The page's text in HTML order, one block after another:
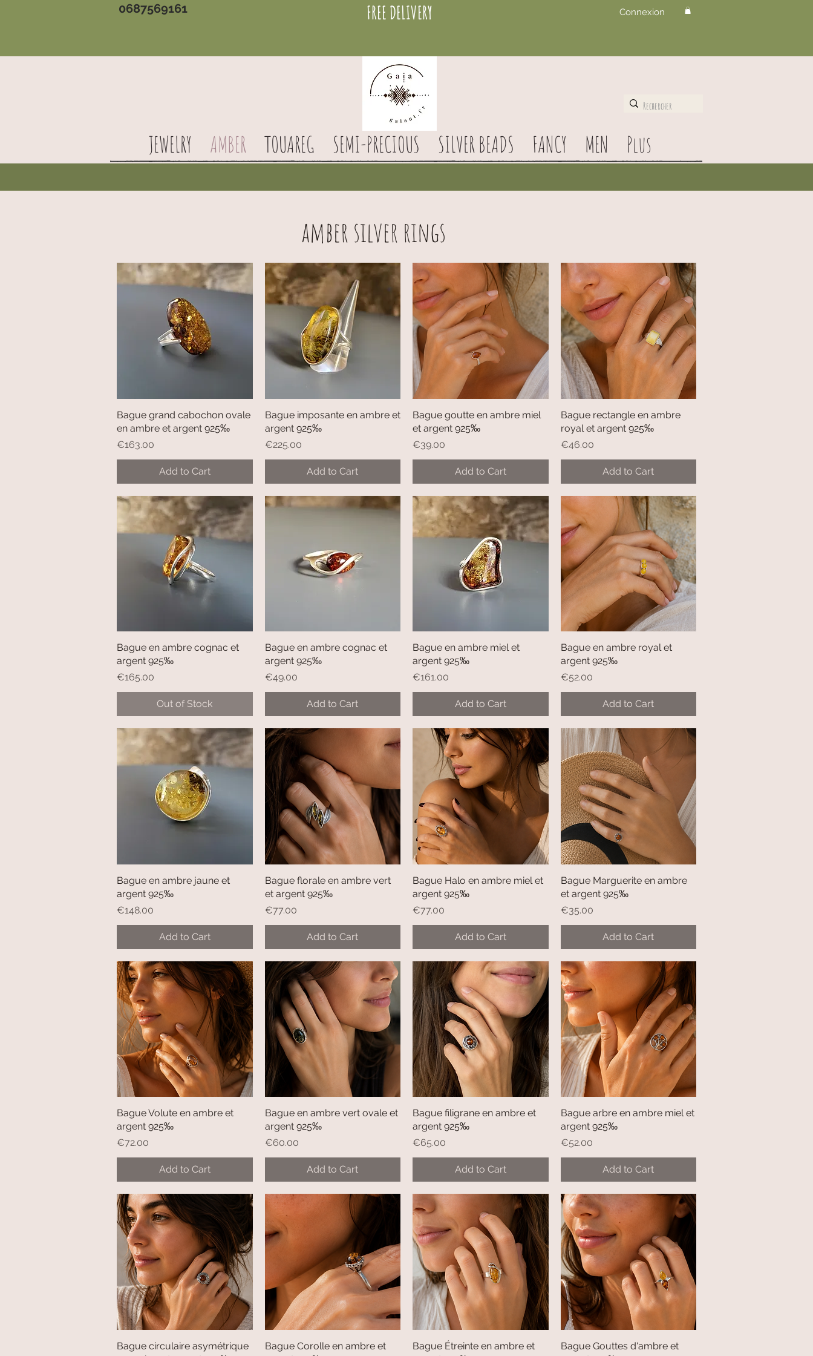
0687569161 FREE DELIVERY Connexion
JEWELRY AMBER TOUAREG SEMI-PRECIOUS SILVER BEADS FANCY MEN Plus
amber silver rings
Quick View
Bague grand cabochon ovale
en ambre et argent 925‰
Price
€163.00
Add to Cart
Quick View
Bague imposante en ambre et
argent 925‰
Price
€225.00
Add to Cart
Quick View
Bague goutte en ambre miel
et argent 925‰
Price
€39.00
Add to Cart
Quick View
Bague rectangle en ambre
royal et argent 925‰
Price
€46.00
Add to Cart
Quick View
Bague en ambre cognac et
argent 925‰
Price
€165.00
Out of Stock
Quick View
Bague en ambre cognac et
argent 925‰
Price
€49.00
Add to Cart
Quick View
Bague en ambre miel et
argent 925‰
Price
€161.00
Add to Cart
Quick View
Bague en ambre royal et
argent 925‰
Price
€52.00
Add to Cart
Quick View
Bague en ambre jaune et
argent 925‰
Price
€148.00
Add to Cart
Quick View
Bague florale en ambre vert
et argent 925‰
Price
€77.00
Add to Cart
Quick View
Bague Halo en ambre miel et
argent 925‰
Price
€77.00
Add to Cart
Quick View
Bague Marguerite en ambre
et argent 925‰
Price
€35.00
Add to Cart
Quick View
Bague Volute en ambre et
argent 925‰
Price
€72.00
Add to Cart
Quick View
Bague en ambre vert ovale et
argent 925‰
Price
€60.00
Add to Cart
Quick View
Bague filigrane en ambre et
argent 925‰
Price
€65.00
Add to Cart
Quick View
Bague arbre en ambre miel et
argent 925‰
Price
€52.00
Add to Cart
Quick View
Bague circulaire asymétrique
Quick View
Bague Corolle en ambre et
Quick View
Bague Étreinte en ambre et
Quick View
Bague Gouttes d'ambre et